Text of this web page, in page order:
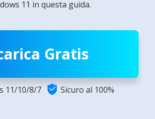
11 in questa guida.
Gratis
11/10/8/7  Sicuro al 100%